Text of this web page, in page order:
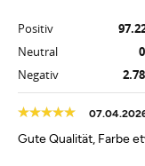
Positiv
Neutral
Negativ
Gute Qualität, Farbe